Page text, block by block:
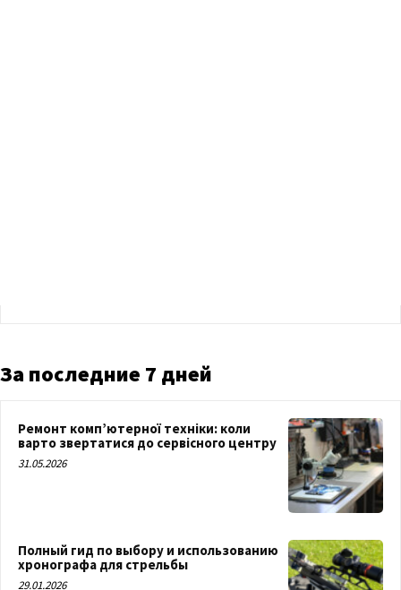
За последние 7 дней
Ремонт комп’ютерної техніки: коли
варто звертатися до сервісного центру
31.05.2026
Полный гид по выбору и использованию
хронографа для стрельбы
29.01.2026